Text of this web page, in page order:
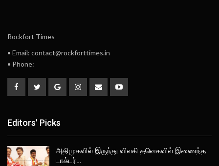
Rockfort Times
• Email: contact@rockforttimes.in
• Phone:
Editors' Picks
அதிமுகவில் இருந்து விலகி தவெகவில் இணைந்த
டாக்டர்…